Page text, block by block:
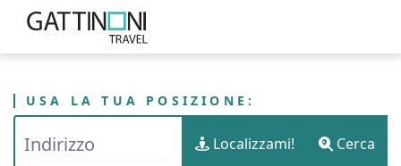
PROVINCIA DI SONDRIO
GATTINONI TRAVEL - SONDRIO
USA LA TUA POSIZIONE:
Localizzami! Cerca